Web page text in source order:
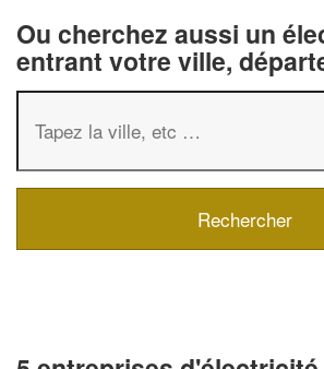
Ou cherchez aussi un
entrant votre ville,